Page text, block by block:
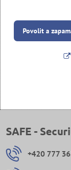
Povolit a
SAFE -
+420 777